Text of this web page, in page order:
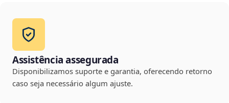
Assistência assegurada
Disponibilizamos suporte e garantia, oferecendo retorno
caso seja necessário algum ajuste.